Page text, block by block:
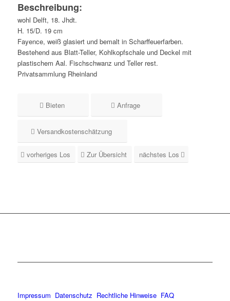
Beschreibung:
wohl Delft, 18. Jhdt.
H. 15/D. 19 cm
Fayence, weiß glasiert und bemalt in Scharffeuerfarben.
Bestehend aus Blatt-Teller, Kohlkopfschale und Deckel mit
plastischem Aal. Fischschwanz und Teller rest.
Privatsammlung Rheinland
Bieten Anfrage
Versandkostenschätzung
vorheriges Los Zur Übersicht nächstes Los
Impressum Datenschutz Rechtliche Hinweise FAQ